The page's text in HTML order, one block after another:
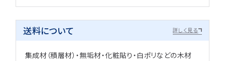
送料について 詳しく見る
集成材（積層材）・無垢材・化粧貼り・白ポリなどの木材